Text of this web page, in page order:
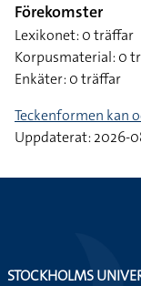
Förekomster
Lexikonet: 0 träffar
Korpusmaterial: 0
Enkäter: 0 träffar
Teckenformen kan
Uppdaterat: 2026-
STOCKHOLMS